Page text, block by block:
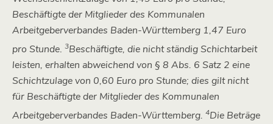
Beschäftigte der Mitglieder des Kommunalen
Arbeitgeberverbandes Baden-Württemberg 1,47 Euro
pro Stunde. 3Beschäftigte, die nicht ständig Schichtarbeit
leisten, erhalten abweichend von § 8 Abs. 6 Satz 2 eine
Schichtzulage von 0,60 Euro pro Stunde; dies gilt nicht
für Beschäftigte der Mitglieder des Kommunalen
Arbeitgeberverbandes Baden-Württemberg. 4Die Beträge